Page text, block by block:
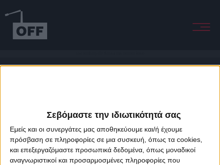
Σεβόμαστε την ιδιωτικότητά σας
Εμείς και οι συνεργάτες μας αποθηκεύουμε και/ή έχουμε
πρόσβαση σε πληροφορίες σε μια συσκευή, όπως τα cookies,
και επεξεργαζόμαστε προσωπικά δεδομένα, όπως μοναδικοί
αναγνωριστικοί και προσαρμοσμένες πληροφορίες που
About Offradio Business Class Terms & Conditions
Privacy Policy